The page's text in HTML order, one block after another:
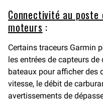
Connectivité au poste
moteurs :
Certains traceurs Garmin
les entrées de capteurs
bateaux pour afficher des
vitesse, le débit de
avertissements de